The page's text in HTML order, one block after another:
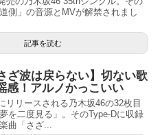
側」の音源とMVが解禁されまし
記事を読む
ざ波は戻らない】切ない歌
感！アルノかっこいい
リリースされる乃木坂46の32枚目
を二度見る」。そのType-Dに収録
曲「さざ...